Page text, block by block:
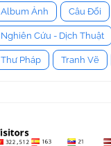
Album Ảnh Câu Đối
Nghiên Cứu - Dịch Thuật
Thư Pháp Tranh Vẽ